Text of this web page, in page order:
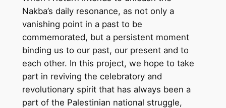
Nakba’s daily resonance, as not only a
vanishing point in a past to be
commemorated, but a persistent moment
binding us to our past, our present and to
each other. In this project, we hope to take
part in reviving the celebratory and
revolutionary spirit that has always been a
part of the Palestinian national struggle,